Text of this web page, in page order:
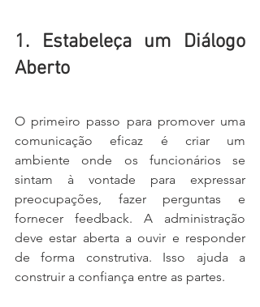
1. Estabeleça um Diálogo
Aberto
O primeiro passo para promover uma
comunicação eficaz é criar um
ambiente onde os funcionários se
sintam à vontade para expressar
preocupações, fazer perguntas e
fornecer feedback. A administração
deve estar aberta a ouvir e responder
de forma construtiva. Isso ajuda a
construir a confiança entre as partes.